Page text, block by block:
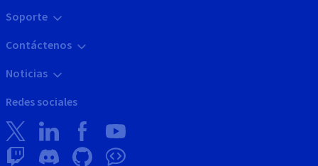
Soporte
Contáctenos
Noticias
Redes sociales